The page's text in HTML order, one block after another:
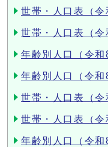
世帯・人口表（令
世帯・人口表（令
年齢別人口（令和
年齢別人口（令和
世帯・人口表（令
世帯・人口表（令
年齢別人口（令和